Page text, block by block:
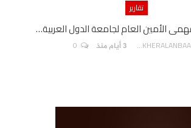
تقارير
الأمين العام لجامعة الدول العربية…
AKHERALANBAAEG 3 أيام منذ